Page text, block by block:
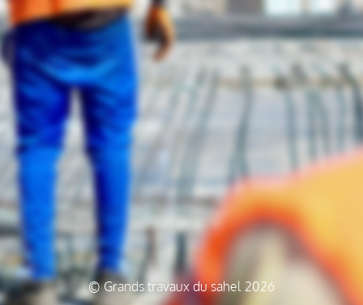
© Grands travaux du sahel 2026